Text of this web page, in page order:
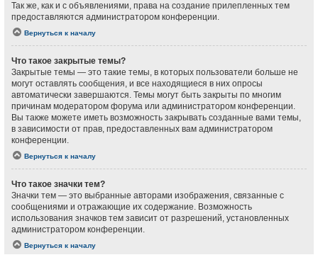
Так же, как и с объявлениями, права на создание прилепленных тем
предоставляются администратором конференции.
Вернуться к началу
Что такое закрытые темы?
Закрытые темы — это такие темы, в которых пользователи больше не
могут оставлять сообщения, и все находящиеся в них опросы
автоматически завершаются. Темы могут быть закрыты по многим
причинам модератором форума или администратором конференции.
Вы также можете иметь возможность закрывать созданные вами темы,
в зависимости от прав, предоставленных вам администратором
конференции.
Вернуться к началу
Что такое значки тем?
Значки тем — это выбранные авторами изображения, связанные с
сообщениями и отражающие их содержание. Возможность
использования значков тем зависит от разрешений, установленных
администратором конференции.
Вернуться к началу